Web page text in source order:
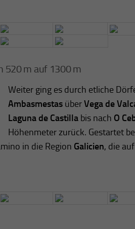
520 m auf 1300 m
Weiter ging es durch etliche
Ambasmestas überVega de
Laguna de Castilla bis nach O
Höhenmeter zurück. Gestartet
in die Region Galicien, die